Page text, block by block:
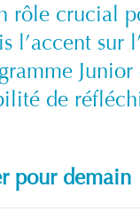
rôle crucial
l’accent sur
de
pour demain